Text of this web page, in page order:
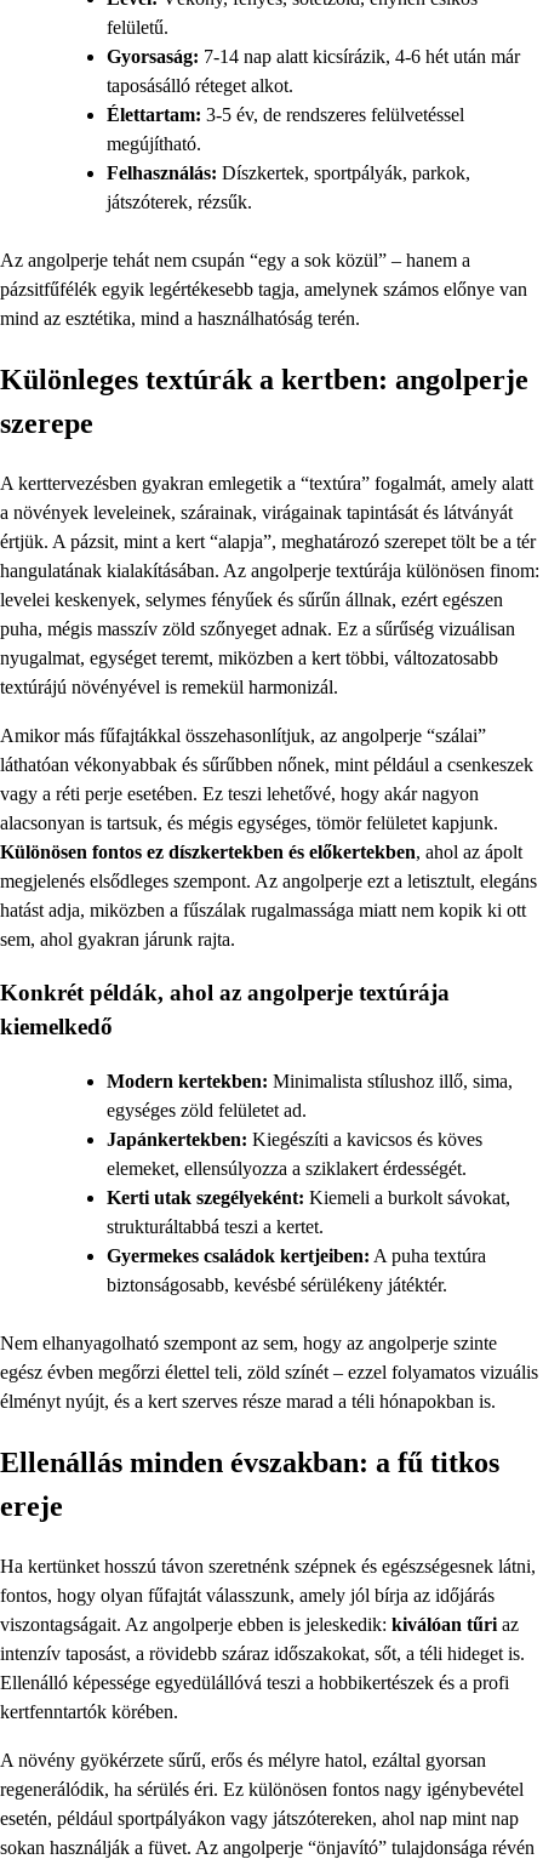
felületű.
Gyorsaság: 7-14 nap alatt kicsírázik, 4-6 hét után már
taposásálló réteget alkot.
Élettartam: 3-5 év, de rendszeres felülvetéssel
megújítható.
Felhasználás: Díszkertek, sportpályák, parkok,
játszóterek, rézsűk.
Az angolperje tehát nem csupán “egy a sok közül” – hanem a
pázsitfűfélék egyik legértékesebb tagja, amelynek számos előnye van
mind az esztétika, mind a használhatóság terén.
Különleges textúrák a kertben: angolperje
szerepe
A kerttervezésben gyakran emlegetik a “textúra” fogalmát, amely alatt
a növények leveleinek, szárainak, virágainak tapintását és látványát
értjük. A pázsit, mint a kert “alapja”, meghatározó szerepet tölt be a tér
hangulatának kialakításában. Az angolperje textúrája különösen finom:
levelei keskenyek, selymes fényűek és sűrűn állnak, ezért egészen
puha, mégis masszív zöld szőnyeget adnak. Ez a sűrűség vizuálisan
nyugalmat, egységet teremt, miközben a kert többi, változatosabb
textúrájú növényével is remekül harmonizál.
Amikor más fűfajtákkal összehasonlítjuk, az angolperje “szálai”
láthatóan vékonyabbak és sűrűbben nőnek, mint például a csenkeszek
vagy a réti perje esetében. Ez teszi lehetővé, hogy akár nagyon
alacsonyan is tartsuk, és mégis egységes, tömör felületet kapjunk.
Különösen fontos ez díszkertekben és előkertekben, ahol az ápolt
megjelenés elsődleges szempont. Az angolperje ezt a letisztult, elegáns
hatást adja, miközben a fűszálak rugalmassága miatt nem kopik ki ott
sem, ahol gyakran járunk rajta.
Konkrét példák, ahol az angolperje textúrája
kiemelkedő
Modern kertekben: Minimalista stílushoz illő, sima,
egységes zöld felületet ad.
Japánkertekben: Kiegészíti a kavicsos és köves
elemeket, ellensúlyozza a sziklakert érdességét.
Kerti utak szegélyeként: Kiemeli a burkolt sávokat,
strukturáltabbá teszi a kertet.
Gyermekes családok kertjeiben: A puha textúra
biztonságosabb, kevésbé sérülékeny játéktér.
Nem elhanyagolható szempont az sem, hogy az angolperje szinte
egész évben megőrzi élettel teli, zöld színét – ezzel folyamatos vizuális
élményt nyújt, és a kert szerves része marad a téli hónapokban is.
Ellenállás minden évszakban: a fű titkos
ereje
Ha kertünket hosszú távon szeretnénk szépnek és egészségesnek látni,
fontos, hogy olyan fűfajtát válasszunk, amely jól bírja az időjárás
viszontagságait. Az angolperje ebben is jeleskedik: kiválóan tűri az
intenzív taposást, a rövidebb száraz időszakokat, sőt, a téli hideget is.
Ellenálló képessége egyedülállóvá teszi a hobbikertészek és a profi
kertfenntartók körében.
A növény gyökérzete sűrű, erős és mélyre hatol, ezáltal gyorsan
regenerálódik, ha sérülés éri. Ez különösen fontos nagy igénybevétel
esetén, például sportpályákon vagy játszótereken, ahol nap mint nap
sokan használják a füvet. Az angolperje “önjavító” tulajdonsága révén